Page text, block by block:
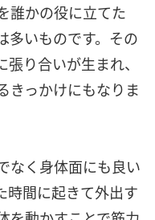
誰かの役に立てた
多いものです。その
り合いが生まれ、
きっかけにもなりま
なく身体面にも良い
時間に起きて外出す